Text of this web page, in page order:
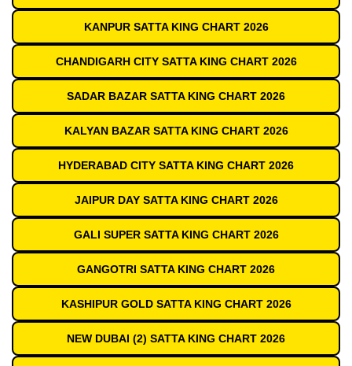
KANPUR SATTA KING CHART 2026
CHANDIGARH CITY SATTA KING CHART 2026
SADAR BAZAR SATTA KING CHART 2026
KALYAN BAZAR SATTA KING CHART 2026
HYDERABAD CITY SATTA KING CHART 2026
JAIPUR DAY SATTA KING CHART 2026
GALI SUPER SATTA KING CHART 2026
GANGOTRI SATTA KING CHART 2026
KASHIPUR GOLD SATTA KING CHART 2026
NEW DUBAI (2) SATTA KING CHART 2026